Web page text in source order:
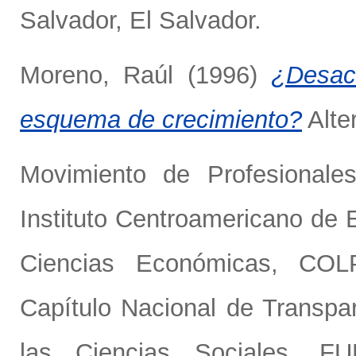
Salvador, El Salvador.
Moreno, Raúl
(1996)
esquema de crecimiento?
Movimiento de
Instituto Centroamericano de
Ciencias Económicas,
Capítulo Nacional de